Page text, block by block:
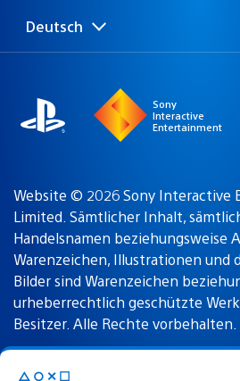
△○✕☐
Select
a
Aktuelle
Region:
Deutsch
Sony
Interactive
Entertainment
Website © 2026 Sony Interactive
Limited. Sämtlicher Inhalt,
Handelsnamen beziehungsweise
Warenzeichen, Illustrationen und
Bilder sind Warenzeichen
urheberrechtlich geschützte
Besitzer. Alle Rechte vorbehalten.